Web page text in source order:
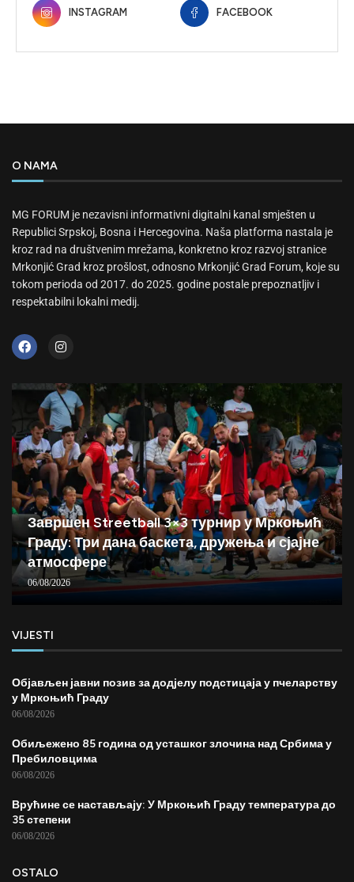
INSTAGRAM FACEBOOK
O NAMA
MG FORUM je nezavisni informativni digitalni kanal smješten u
Republici Srpskoj, Bosna i Hercegovina. Naša platforma nastala je
kroz rad na društvenim mrežama, konkretno kroz razvoj stranice
Mrkonjić Grad kroz prošlost, odnosno Mrkonjić Grad Forum, koje su
tokom perioda od 2017. do 2025. godine postale prepoznatljiv i
respektabilni lokalni medij.
Завршен Streetball 3×3 турнир у Мркоњић
Граду: Три дана баскета, дружења и сјајне
атмосфере
06/08/2026
VIJESTI
Објављен јавни позив за додјелу подстицаја у пчеларству
у Мркоњић Граду
06/08/2026
Обиљежено 85 година од усташког злочина над Србима у
Пребиловцима
06/08/2026
Врућине се настављају: У Мркоњић Граду температура до
35 степени
06/08/2026
OSTALO